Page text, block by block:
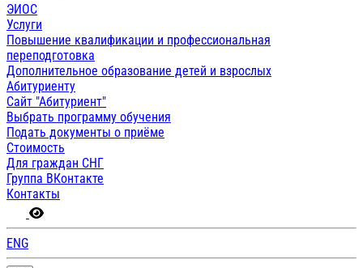
ЭИОС
Услуги
Повышение квалификации и профессиональная
переподготовка
Дополнительное образование детей и взрослых
Абитуриенту
Сайт "Абитуриент"
Выбрать программу обучения
Подать документы о приёме
Стоимость
Для граждан СНГ
Группа ВКонтакте
Контакты
ENG